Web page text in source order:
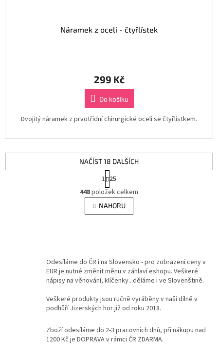
Náramek z oceli - čtyřlístek
299 Kč
Do košíku
Dvojitý náramek z prvotřídní chirurgické oceli se čtyřlístkem.
O
v
l
á
p
r
v
y
v
p
i
s
NAČÍST 18 DALŠÍCH
t
r
á
n
k
1 25
448položek celkem
NAHORU
Odesíláme do ČR i na Slovensko - pro zobrazení ceny v
EUR je nutné změnit měnu v záhlaví eshopu. Veškeré
nápisy na věnování, klíčenky.. děláme i ve Slovenštině.
Veškeré produkty jsou ručně vyráběny v naší dílně v
podhůří Jizerských hor již od roku 2018.
Zboží odesíláme do 2-3 pracovních dnů, při nákupu nad
1200 Kč je DOPRAVA v rámci ČR ZDARMA.